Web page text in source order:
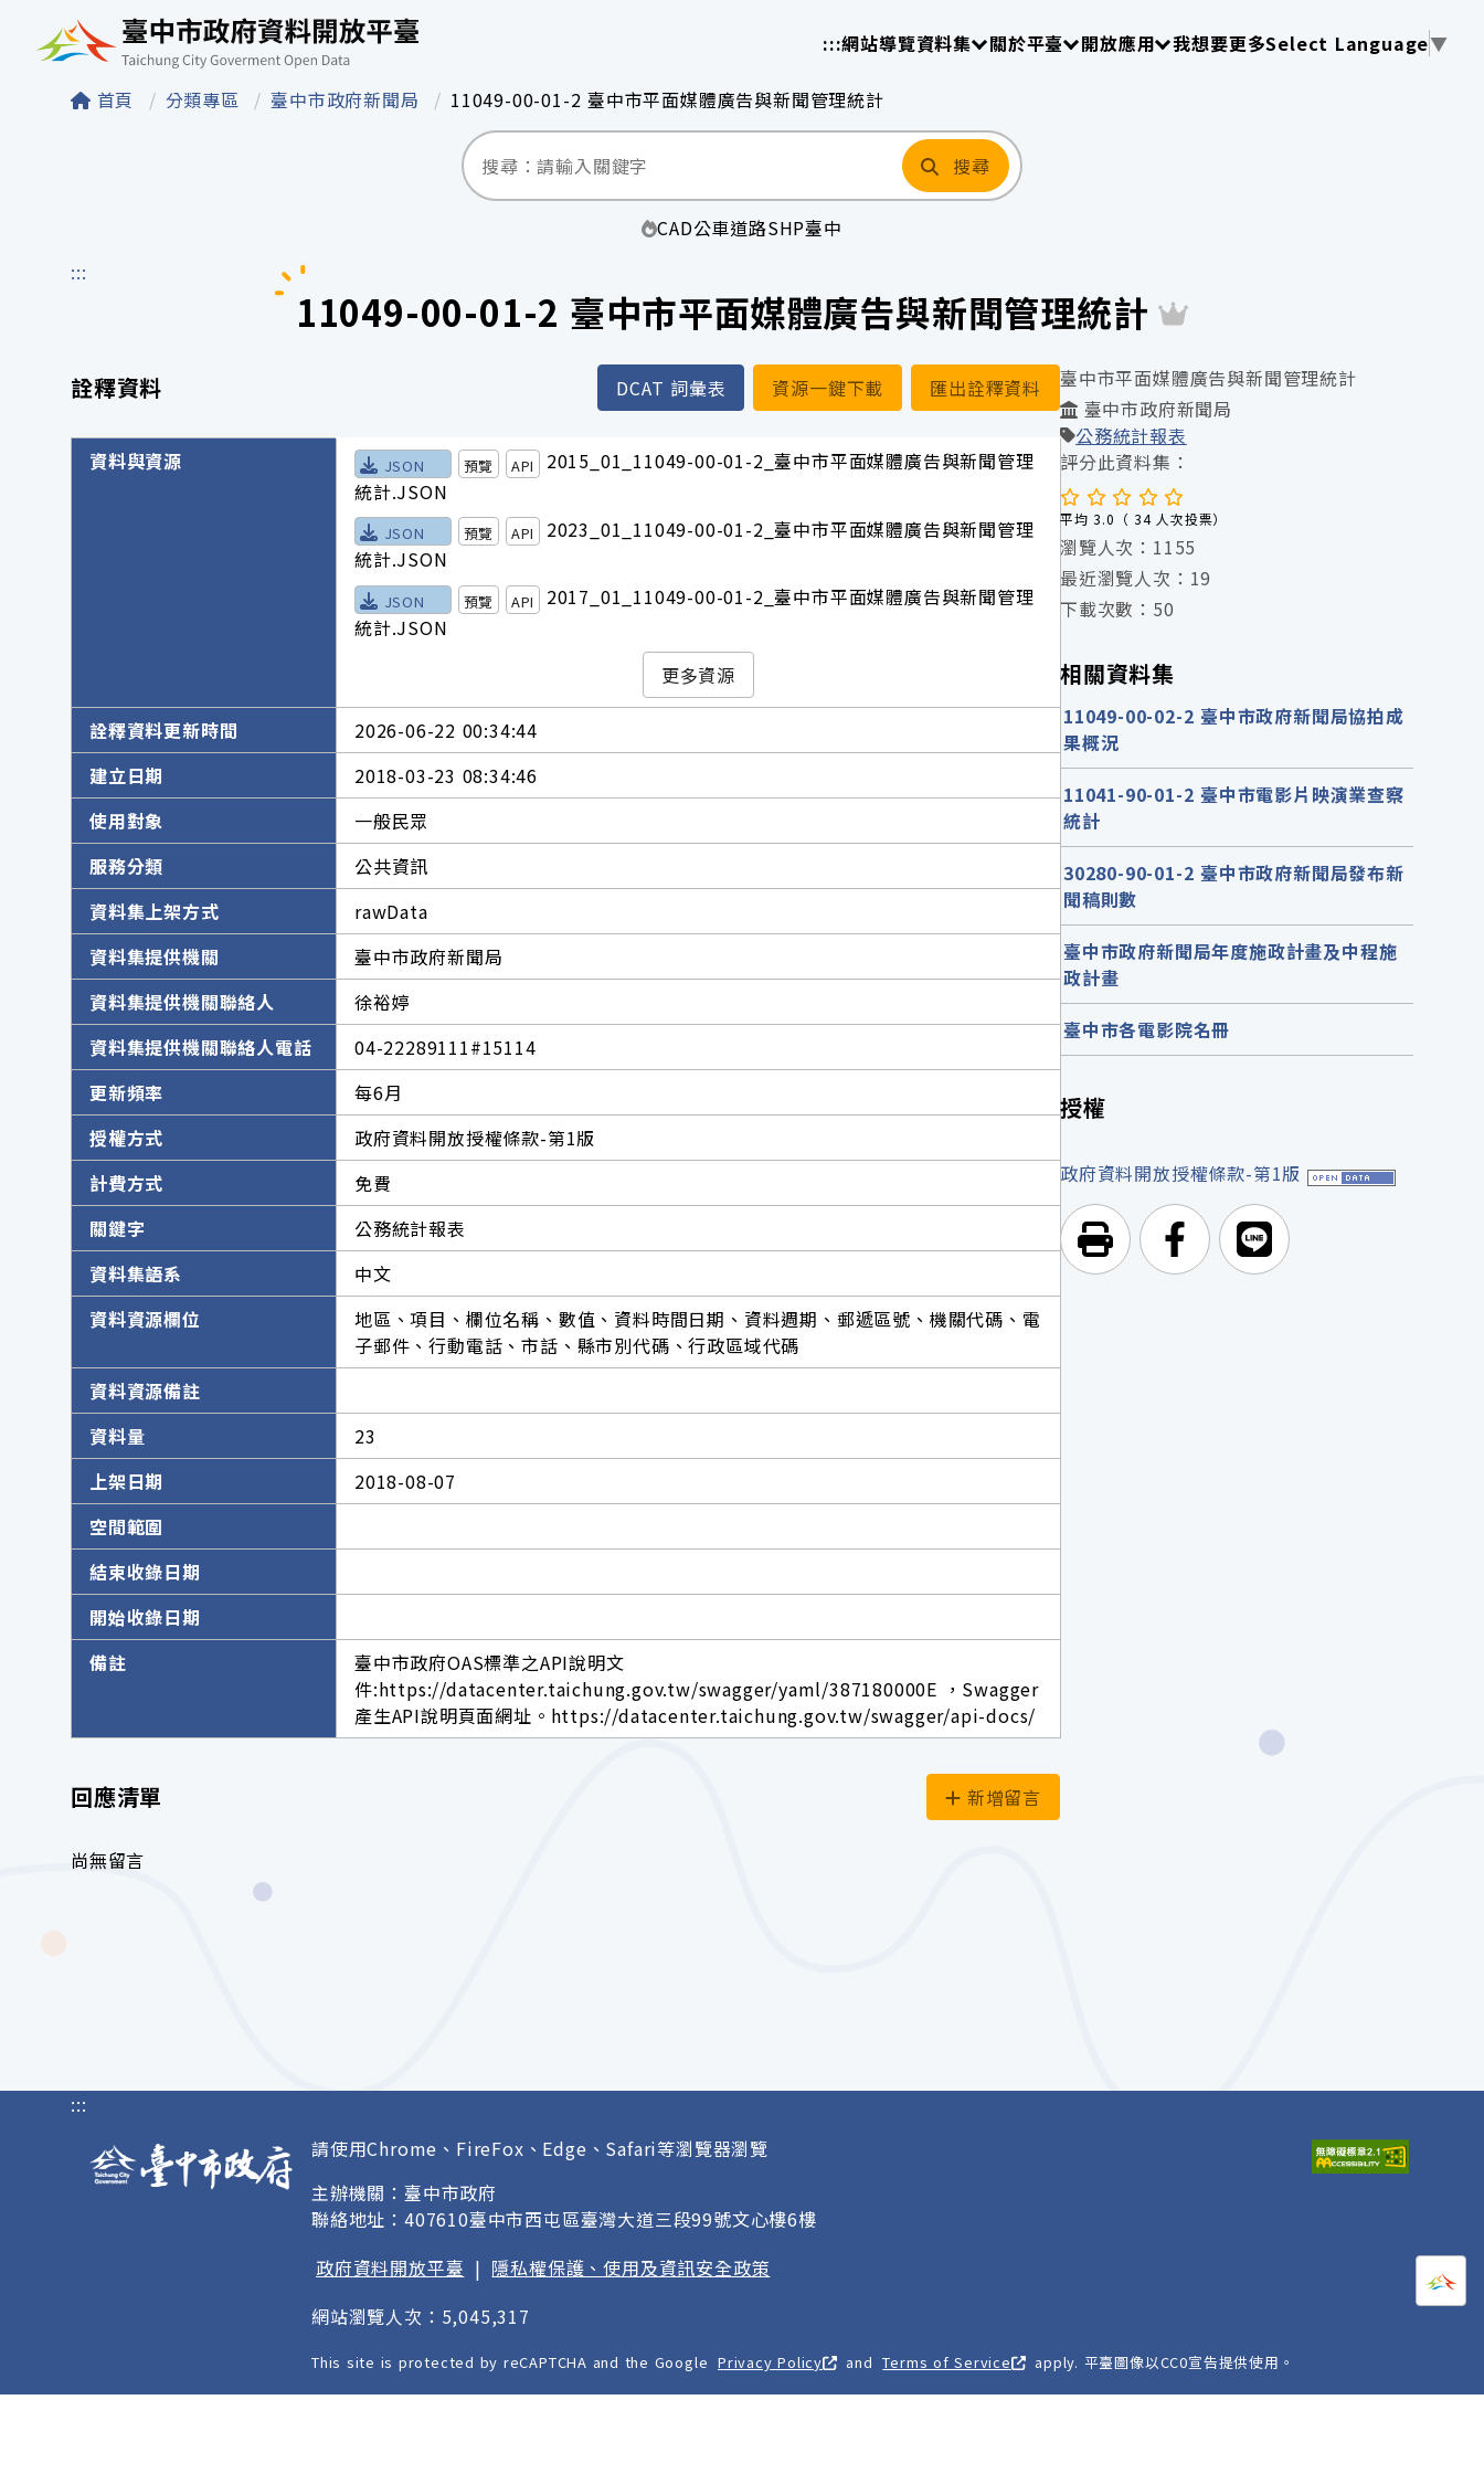
臺中市政府資料開放平臺 :::網站導覽資料集請使用 TAB 操作選單
關於平臺請使用 TAB 操作選單
開放應用請使用 TAB 操作選單
我想要更多Select Language▼
首頁 分類專區 臺中市政府新聞局 11049-00-01-2 臺中市平面媒體廣告與新聞管理統計
搜尋
CAD公車道路SHP臺中
:::
11049-00-01-2 臺中市平面媒體廣告與新聞管理統計
詮釋資料 DCAT 詞彙表 資源一鍵下載 匯出詮釋資料
詮釋資料詳細內容
資料與資源 JSON 預覽 API
2015_01_11049-00-01-2_臺中市平面媒體廣告與新聞管理
統計.JSON
JSON 預覽 API
2023_01_11049-00-01-2_臺中市平面媒體廣告與新聞管理
統計.JSON
JSON 預覽 API
2017_01_11049-00-01-2_臺中市平面媒體廣告與新聞管理
統計.JSON
更多資源
詮釋資料更新時間
2026-06-22 00:34:44
建立日期
2018-03-23 08:34:46
使用對象
一般民眾
服務分類
公共資訊
資料集上架方式
rawData
資料集提供機關
臺中市政府新聞局
資料集提供機關聯絡人
徐裕婷
資料集提供機關聯絡人電話
04-22289111#15114
更新頻率
每6月
授權方式
政府資料開放授權條款-第1版
計費方式
免費
關鍵字
公務統計報表
資料集語系
中文
資料資源欄位
地區、項目、欄位名稱、數值、資料時間日期、資料週期、郵遞區號、機關代碼、電
子郵件、行動電話、市話、縣市別代碼、行政區域代碼
資料資源備註
資料量
23
上架日期
2018-08-07
空間範圍
結束收錄日期
開始收錄日期
備註
臺中市政府OAS標準之API說明文
件:https://datacenter.taichung.gov.tw/swagger/yaml/387180000E ，Swagger
產生API說明頁面網址。https://datacenter.taichung.gov.tw/swagger/api-docs/
回應清單 新增留言
尚無留言
臺中市平面媒體廣告與新聞管理統計
臺中市政府新聞局
公務統計報表
評分此資料集：
平均 3.0（ 34 人次投票）
瀏覽人次：1155
最近瀏覽人次：19
下載次數：50
相關資料集
11049-00-02-2 臺中市政府新聞局協拍成
果概況
11041-90-01-2 臺中市電影片映演業查察
統計
30280-90-01-2 臺中市政府新聞局發布新
聞稿則數
臺中市政府新聞局年度施政計畫及中程施
政計畫
臺中市各電影院名冊
授權
政府資料開放授權條款-第1版
列印頁面前往Facebook
前往Line
打開
:::
請使用Chrome、FireFox、Edge、Safari等瀏覽器瀏覽
主辦機關：臺中市政府
聯絡地址：407610臺中市西屯區臺灣大道三段99號文心樓6樓
政府資料開放平臺 | 隱私權保護、使用及資訊安全政策
網站瀏覽人次：5,045,317
This site is protected by reCAPTCHA and the Google Privacy Policy and Terms of Service apply. 平臺圖像以CC0宣告提供使用。